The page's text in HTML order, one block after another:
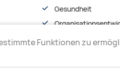
Gesundheit
Funktionen zu